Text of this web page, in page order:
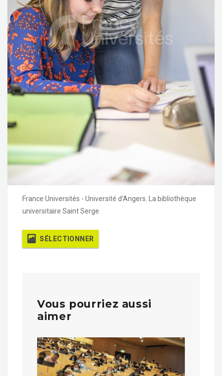
France Universités - Université d'Angers. La bibliothèque
universitaire Saint Serge
SÉLECTIONNER
Vous pourriez aussi
aimer